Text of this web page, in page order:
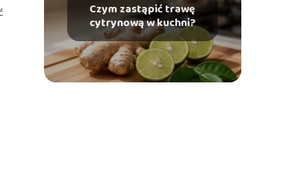
Czym zastąpić trawę
cytrynową w kuchni?